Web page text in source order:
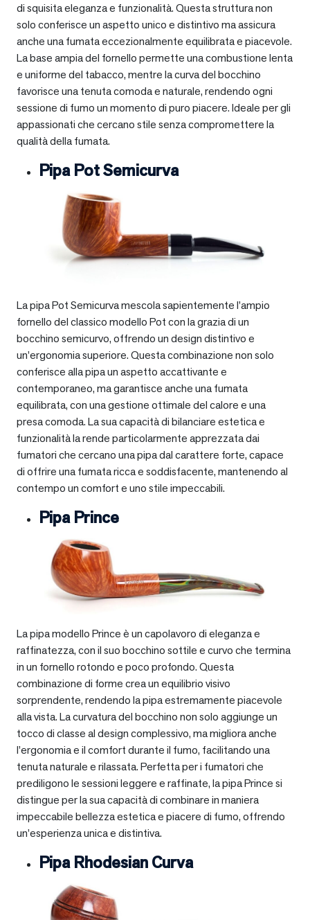
di squisita eleganza e funzionalità. Questa struttura non
solo conferisce un aspetto unico e distintivo ma assicura
anche una fumata eccezionalmente equilibrata e piacevole.
La base ampia del fornello permette una combustione lenta
e uniforme del tabacco, mentre la curva del bocchino
favorisce una tenuta comoda e naturale, rendendo ogni
sessione di fumo un momento di puro piacere. Ideale per gli
appassionati che cercano stile senza compromettere la
qualità della fumata.
Pipa Pot Semicurva
La pipa Pot Semicurva mescola sapientemente l’ampio
fornello del classico modello Pot con la grazia di un
bocchino semicurvo, offrendo un design distintivo e
un’ergonomia superiore. Questa combinazione non solo
conferisce alla pipa un aspetto accattivante e
contemporaneo, ma garantisce anche una fumata
equilibrata, con una gestione ottimale del calore e una
presa comoda. La sua capacità di bilanciare estetica e
funzionalità la rende particolarmente apprezzata dai
fumatori che cercano una pipa dal carattere forte, capace
di offrire una fumata ricca e soddisfacente, mantenendo al
contempo un comfort e uno stile impeccabili.
Pipa Prince
La pipa modello Prince è un capolavoro di eleganza e
raffinatezza, con il suo bocchino sottile e curvo che termina
in un fornello rotondo e poco profondo. Questa
combinazione di forme crea un equilibrio visivo
sorprendente, rendendo la pipa estremamente piacevole
alla vista. La curvatura del bocchino non solo aggiunge un
tocco di classe al design complessivo, ma migliora anche
l’ergonomia e il comfort durante il fumo, facilitando una
tenuta naturale e rilassata. Perfetta per i fumatori che
prediligono le sessioni leggere e raffinate, la pipa Prince si
distingue per la sua capacità di combinare in maniera
impeccabile bellezza estetica e piacere di fumo, offrendo
un’esperienza unica e distintiva.
Pipa Rhodesian Curva